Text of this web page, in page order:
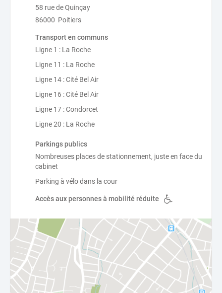
58 rue de Quinçay
86000 Poitiers
Transport en communs
Ligne 1 : La Roche
Ligne 11 : La Roche
Ligne 14 : Cité Bel Air
Ligne 16 : Cité Bel Air
Ligne 17 : Condorcet
Ligne 20 : La Roche
Parkings publics
Nombreuses places de stationnement, juste en face du
cabinet
Parking à vélo dans la cour
Accès aux personnes à mobilité réduite